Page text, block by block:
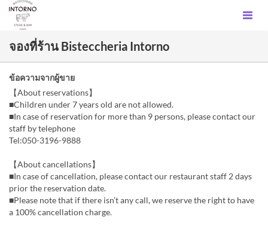
จองที่ร้าน Bisteccheria Intorno
ข้อความจากผู้ขาย
【About reservations】
■Children under 7 years old are not allowed.
■In case of reservation for more than 9 persons, please contact our
staff by telephone
Tel:050-3196-9888
【About cancellations】
■In case of cancellation, please contact our restaurant staff 2 days
prior the reservation date.
■Please note that if there isn’t any call, we reserve the right to have
a 100% cancellation charge.